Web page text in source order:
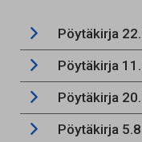
Pöytäkirja
Pöytäkirja
Pöytäkirja
Pöytäkirja